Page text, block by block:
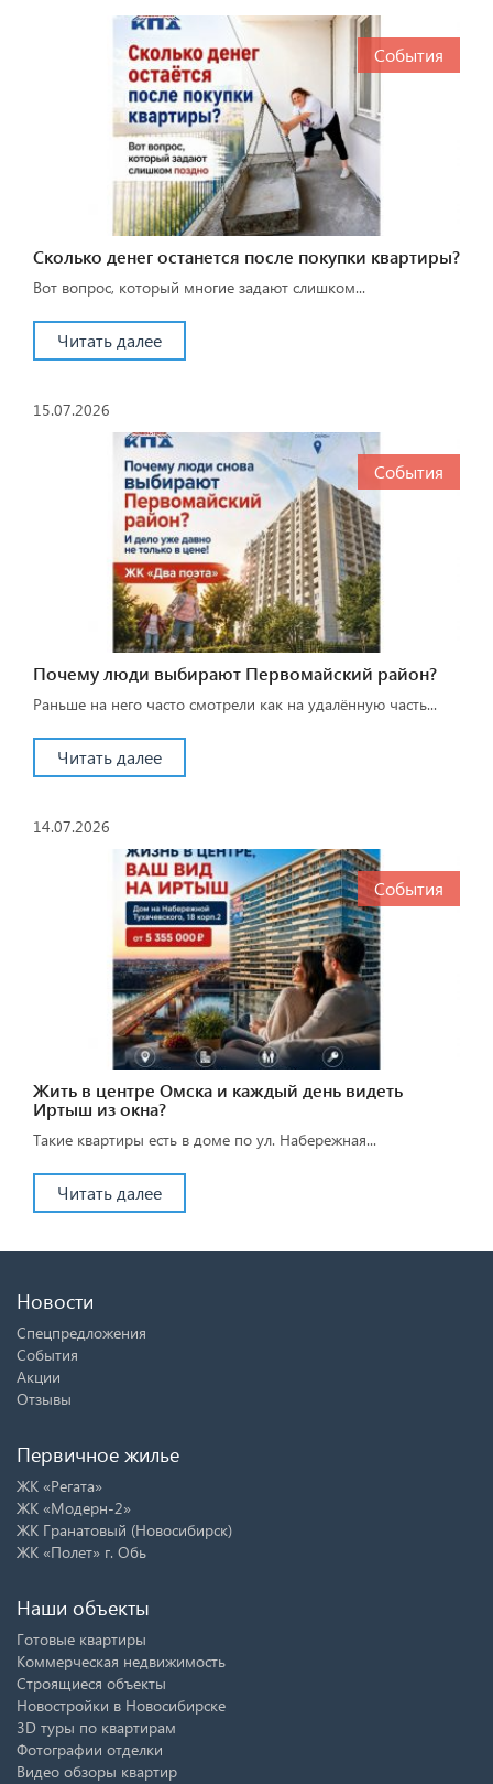
События
Сколько денег останется после покупки квартиры?
Вот вопрос, который многие задают слишком...
Читать далее
15.07.2026
События
Почему люди выбирают Первомайский район?
Раньше на него часто смотрели как на удалённую часть...
Читать далее
14.07.2026
События
Жить в центре Омска и каждый день видеть
Иртыш из окна?
Такие квартиры есть в доме по ул. Набережная...
Читать далее
Новости
Спецпредложения
События
Акции
Отзывы
Первичное жилье
ЖК «Регата»
ЖК «Модерн-2»
ЖК Гранатовый (Новосибирск)
ЖК «Полет» г. Обь
Наши объекты
Готовые квартиры
Коммерческая недвижимость
Строящиеся объекты
Новостройки в Новосибирске
3D туры по квартирам
Фотографии отделки
Видео обзоры квартир